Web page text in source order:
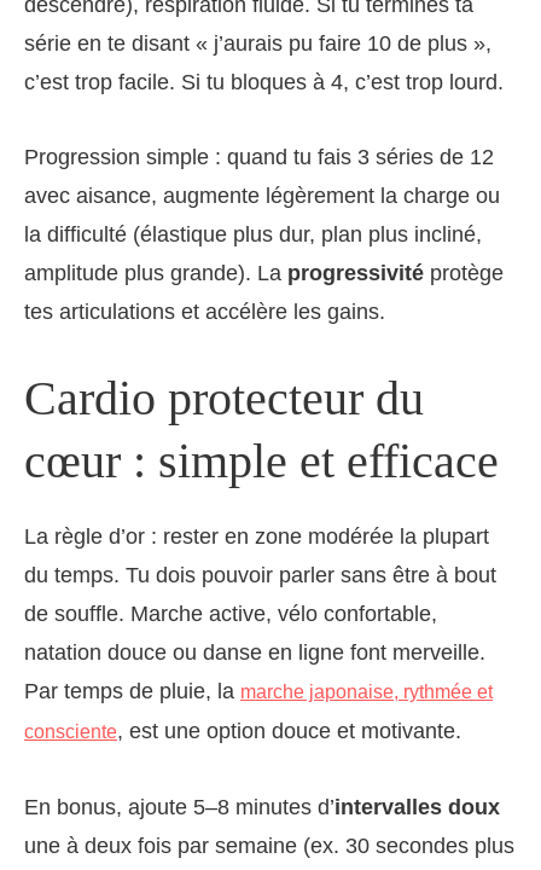
série en te disant « j’aurais pu faire 10 de plus »,
c’est trop facile. Si tu bloques à 4, c’est trop lourd.
Progression simple : quand tu fais 3 séries de 12
avec aisance, augmente légèrement la charge ou
la difficulté (élastique plus dur, plan plus incliné,
amplitude plus grande). La progressivité protège
tes articulations et accélère les gains.
Cardio protecteur du
cœur : simple et efficace
La règle d’or : rester en zone modérée la plupart
du temps. Tu dois pouvoir parler sans être à bout
de souffle. Marche active, vélo confortable,
natation douce ou danse en ligne font merveille.
Par temps de pluie, la marche japonaise, rythmée et
consciente, est une option douce et motivante.
En bonus, ajoute 5–8 minutes d’intervalles doux
une à deux fois par semaine (ex. 30 secondes plus